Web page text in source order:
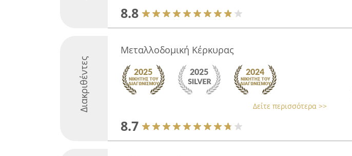
8.8
Διακριθέντες
Μεταλλοδομική Κέρκυρας
Δείτε περισσότερα >>
8.7